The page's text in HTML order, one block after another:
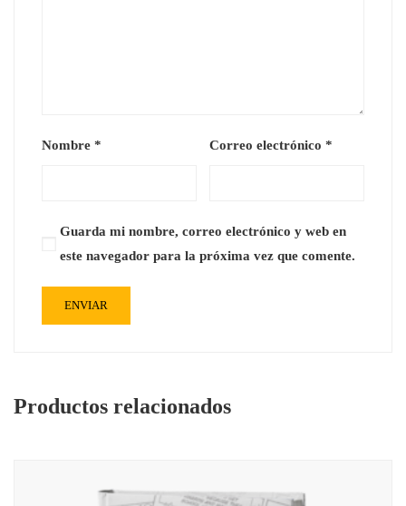
Nombre * Correo electrónico*
Guarda mi nombre, correo electrónico y web en
este navegador para la próxima vez que comente.
Productos relacionados